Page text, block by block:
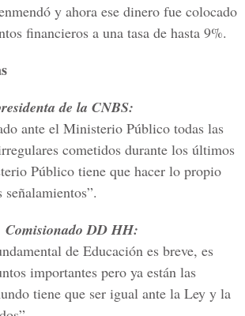
y ahora ese dinero fue colocado
financieros a una tasa de hasta 9%.
de la CNBS:
ante el Ministerio Público todas las
cometidos durante los últimos
Público tiene que hacer lo propio
Comisionado DD HH:
de Educación es breve, es
importantes pero ya están las
tiene que ser igual ante la Ley y la